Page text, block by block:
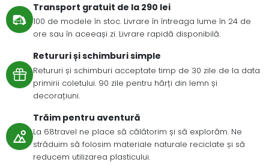
Transport gratuit de la 290 lei
100 de modele în stoc. Livrare în întreaga lume în 24 de
ore sau în aceeași zi. Livrare rapidă disponibilă.
Retururi și schimburi simple
Retururi și schimburi acceptate timp de 30 zile de la data
primirii coletului. 90 zile pentru hărți din lemn și
decorațiuni.
Trăim pentru aventură
La 68travel ne place să călătorim și să explorăm. Ne
străduim să folosim materiale naturale reciclate și să
reducem utilizarea plasticului.